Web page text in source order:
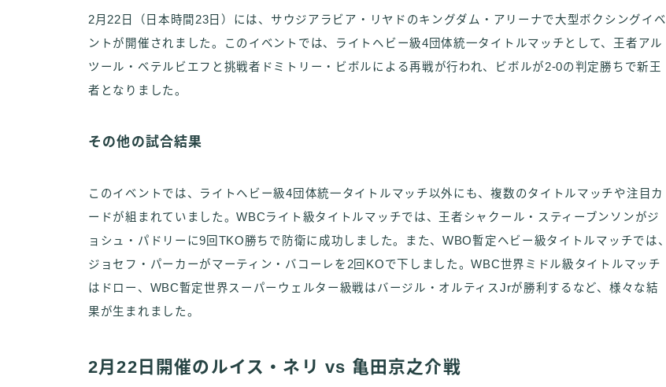
2月22日（日本時間23日）には、サウジアラビア・リヤドのキングダム・アリーナで大型ボクシングイベ
ントが開催されました。このイベントでは、ライトヘビー級4団体統一タイトルマッチとして、王者アル
ツール・ベテルビエフと挑戦者ドミトリー・ビボルによる再戦が行われ、ビボルが2-0の判定勝ちで新王
者となりました。
その他の試合結果
このイベントでは、ライトヘビー級4団体統一タイトルマッチ以外にも、複数のタイトルマッチや注目カ
ードが組まれていました。WBCライト級タイトルマッチでは、王者シャクール・スティーブンソンがジ
ョシュ・パドリーに9回TKO勝ちで防衛に成功しました。また、WBO暫定ヘビー級タイトルマッチでは、
ジョセフ・パーカーがマーティン・バコーレを2回KOで下しました。WBC世界ミドル級タイトルマッチ
はドロー、WBC暫定世界スーパーウェルター級戦はバージル・オルティスJrが勝利するなど、様々な結
果が生まれました。
2月22日開催のルイス・ネリ vs 亀田京之介戦